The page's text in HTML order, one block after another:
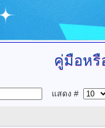
คู่มือหรื
แสดง #